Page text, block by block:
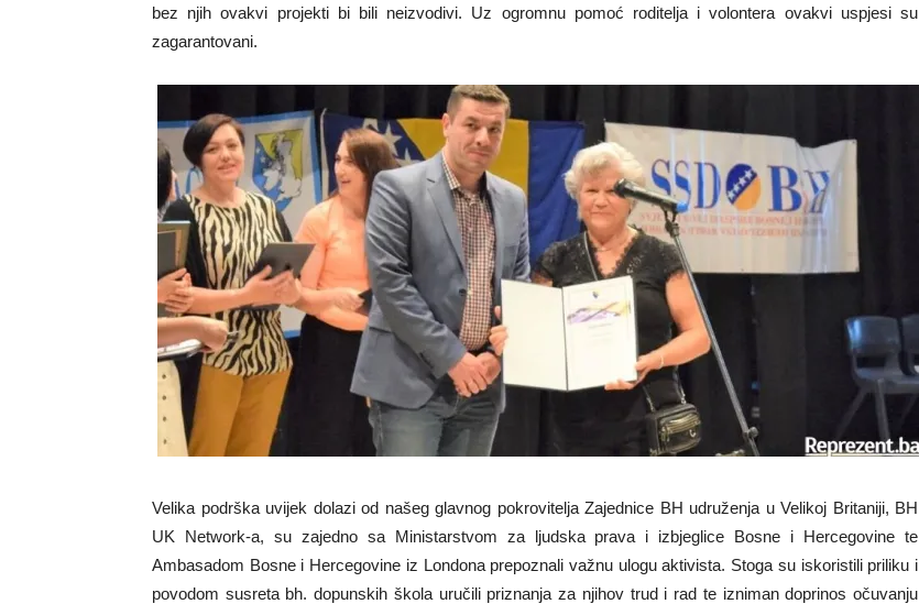
bez njih ovakvi projekti bi bili neizvodivi. Uz ogromnu pomoć roditelja i volontera ovakvi uspjesi su
zagarantovani.
Velika podrška uvijek dolazi od našeg glavnog pokrovitelja Zajednice BH udruženja u Velikoj Britaniji, BH
UK Network-a, su zajedno sa Ministarstvom za ljudska prava i izbjeglice Bosne i Hercegovine te
Ambasadom Bosne i Hercegovine iz Londona prepoznali važnu ulogu aktivista. Stoga su iskoristili priliku i
povodom susreta bh. dopunskih škola uručili priznanja za njihov trud i rad te izniman doprinos očuvanju